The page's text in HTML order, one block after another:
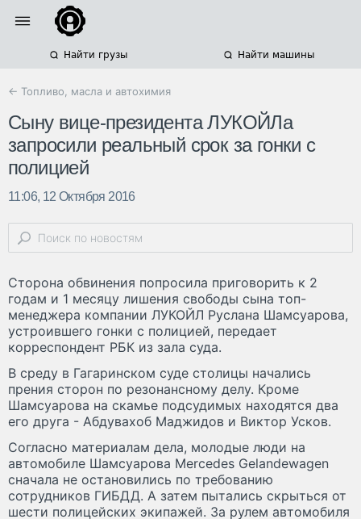
Найти грузы Найти машины
← Топливо, масла и автохимия
Сыну вице-президента ЛУКОЙЛа
запросили реальный срок за гонки с
полицией
11:06, 12 Октября 2016
Сторона обвинения попросила приговорить к 2
годам и 1 месяцу лишения свободы сына топ-
менеджера компании ЛУКОЙЛ Руслана Шамсуарова,
устроившего гонки с полицией, передает
корреспондент РБК из зала суда.
В среду в Гагаринском суде столицы начались
прения сторон по резонансному делу. Кроме
Шамсуарова на скамье подсудимых находятся два
его друга - Абдувахоб Маджидов и Виктор Усков.
Согласно материалам дела, молодые люди на
автомобиле Шамсуарова Mercedes Gelandewagen
сначала не остановились по требованию
сотрудников ГИБДД. А затем пытались скрыться от
шести полицейских экипажей. За рулем автомобиля